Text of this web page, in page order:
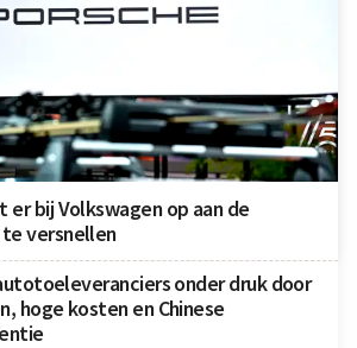
er bij Volkswagen op aan de
versnellen
onder druk door
hoge kosten en Chinese